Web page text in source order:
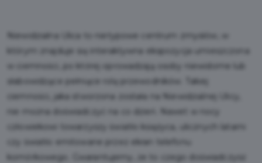
Niewidzialna Ulica to nietypowe centrum zmysłów, w
którym znajduje się interaktywna ekspozycja umieszczona
w ciemności, po której oprowadzają osoby niewidome lub
słabowidzące pełniące rolę przewodników. Takiej
ciemności, jaka stworzona została na Niewidzialnej Ulicy,
nie można doświadczyć na co dzień. Nawet w nocy
człowiekowi towarzyszy światło księżyca, ulicznych latarni
czy światło emitowane przez ekran telefonu
komórkowego. Gwarantujemy, że to czego doświadczysz